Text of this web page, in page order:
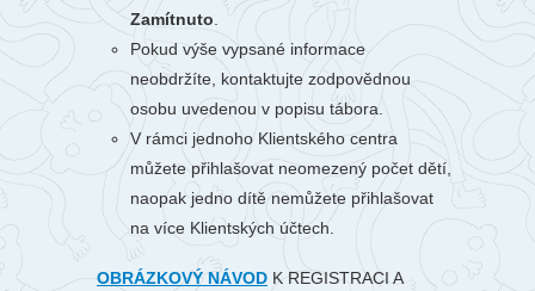
Zamítnuto
Pokud výše vypsané informace
neobdržíte, kontaktujte zodpovědnou
osobu uvedenou v popisu tábora.
V rámci jednoho Klientského centra
můžete přihlašovat neomezený počet dětí,
naopak jedno dítě nemůžete přihlašovat
na více Klientských účtech.
OBRÁZKOVÝ NÁVOD K REGISTRACI A